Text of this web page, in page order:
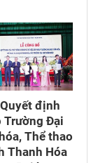
định
Trường Đại
Thể thao
Thanh Hóa